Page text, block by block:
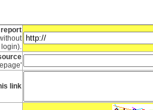
report
login).
link